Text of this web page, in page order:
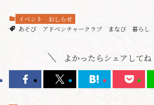
イベント
おしらせ
あそび
アドベンチャークラブ まなび 暮らし
よかったらシェアしてね